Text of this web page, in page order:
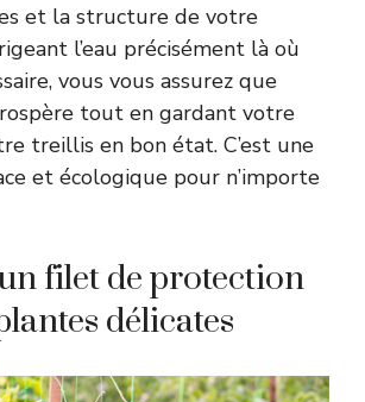
et la structure de votre
l’eau précisément là où
vous vous assurez que
tout en gardant votre
treillis en bon état. C’est une
et écologique pour n’importe
filet de protection
délicates